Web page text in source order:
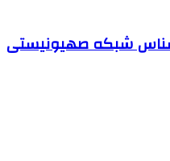
شبکه صهیونیستی